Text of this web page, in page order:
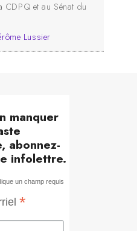
CDPQ et au Sénat du
Lussier
manquer
abonnez-
infolettre.
un champ requis
*